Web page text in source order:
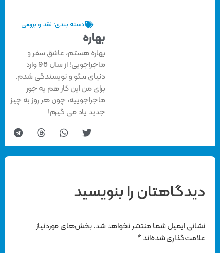
دسته بندی: نقد و بررسی
بهاره
بهاره هستم، عاشق سفر و
ماجراجویی! از سال 98 وارد
دنیای سئو و نویسندگی شدم.
برای من این کار هم یه جور
ماجراجوییه، چون هر روز یه چیز
جدید یاد می گیرم!
دیدگاهتان را بنویسید
نشانی ایمیل شما منتشر نخواهد شد. بخش‌های موردنیاز
علامت‌گذاری شده‌اند*